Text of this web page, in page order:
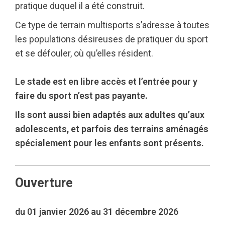
pratique duquel il a été construit.
Ce type de terrain multisports s’adresse à toutes
les populations désireuses de pratiquer du sport
et se défouler, où qu’elles résident.
Le stade est en libre accès et l’entrée pour y
faire du sport n’est pas payante.
Ils sont aussi bien adaptés aux adultes qu’aux
adolescents, et parfois des terrains aménagés
spécialement pour les enfants sont présents.
Ouverture
du 01 janvier 2026 au 31 décembre 2026